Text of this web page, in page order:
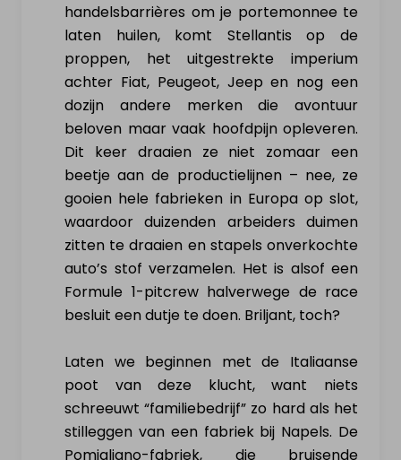
Mijn elektrische step
Mijn Drone & batterijen
INFO & ACTUALITEIT
Hoe werkt het?
Nieuws & actualiteit
Diensten
Contact
MIJN PROFIEL
Inloggen
handelsbarrières om je portemonnee te
laten huilen, komt Stellantis op de
proppen, het uitgestrekte imperium
achter Fiat, Peugeot, Jeep en nog een
dozijn andere merken die avontuur
beloven maar vaak hoofdpijn opleveren.
Dit keer draaien ze niet zomaar een
beetje aan de productielijnen – nee, ze
gooien hele fabrieken in Europa op slot,
waardoor duizenden arbeiders duimen
zitten te draaien en stapels onverkochte
auto’s stof verzamelen. Het is alsof een
Formule 1-pitcrew halverwege de race
besluit een dutje te doen. Briljant, toch?
Laten we beginnen met de Italiaanse
poot van deze klucht, want niets
schreeuwt “familiebedrijf” zo hard als het
stilleggen van een fabriek bij Napels. De
Pomigliano-fabriek, die bruisende